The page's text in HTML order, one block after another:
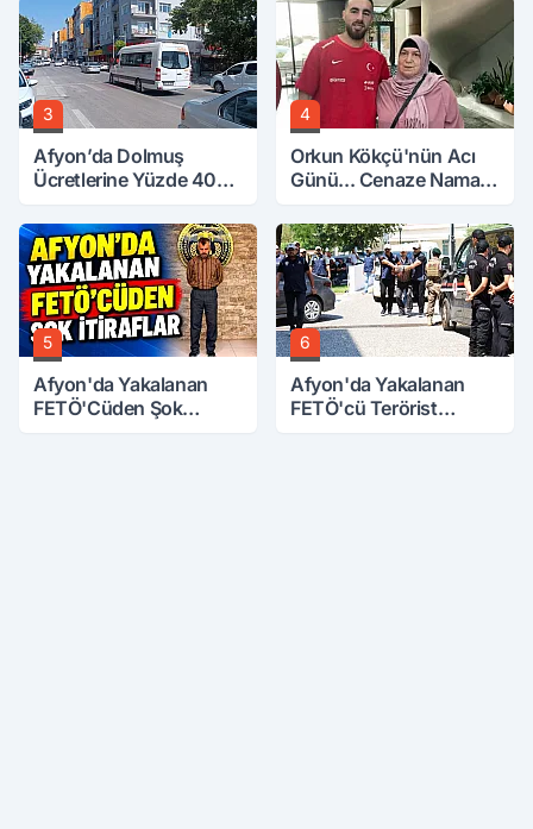
3
Afyon’da Dolmuş
Ücretlerine Yüzde 40
4
Orkun Kökçü'nün Acı
Günü... Cenaze Namazı
5
Afyon'da Yakalanan
FETÖ'Cüden Şok
6
Afyon'da Yakalanan
FETÖ'cü Terörist